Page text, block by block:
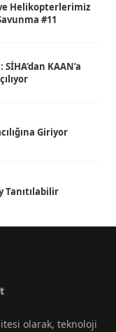
Helikopterlerimiz
#11
KAAN’a
Giriyor
Tanıtılabilir
olarak, teknoloji